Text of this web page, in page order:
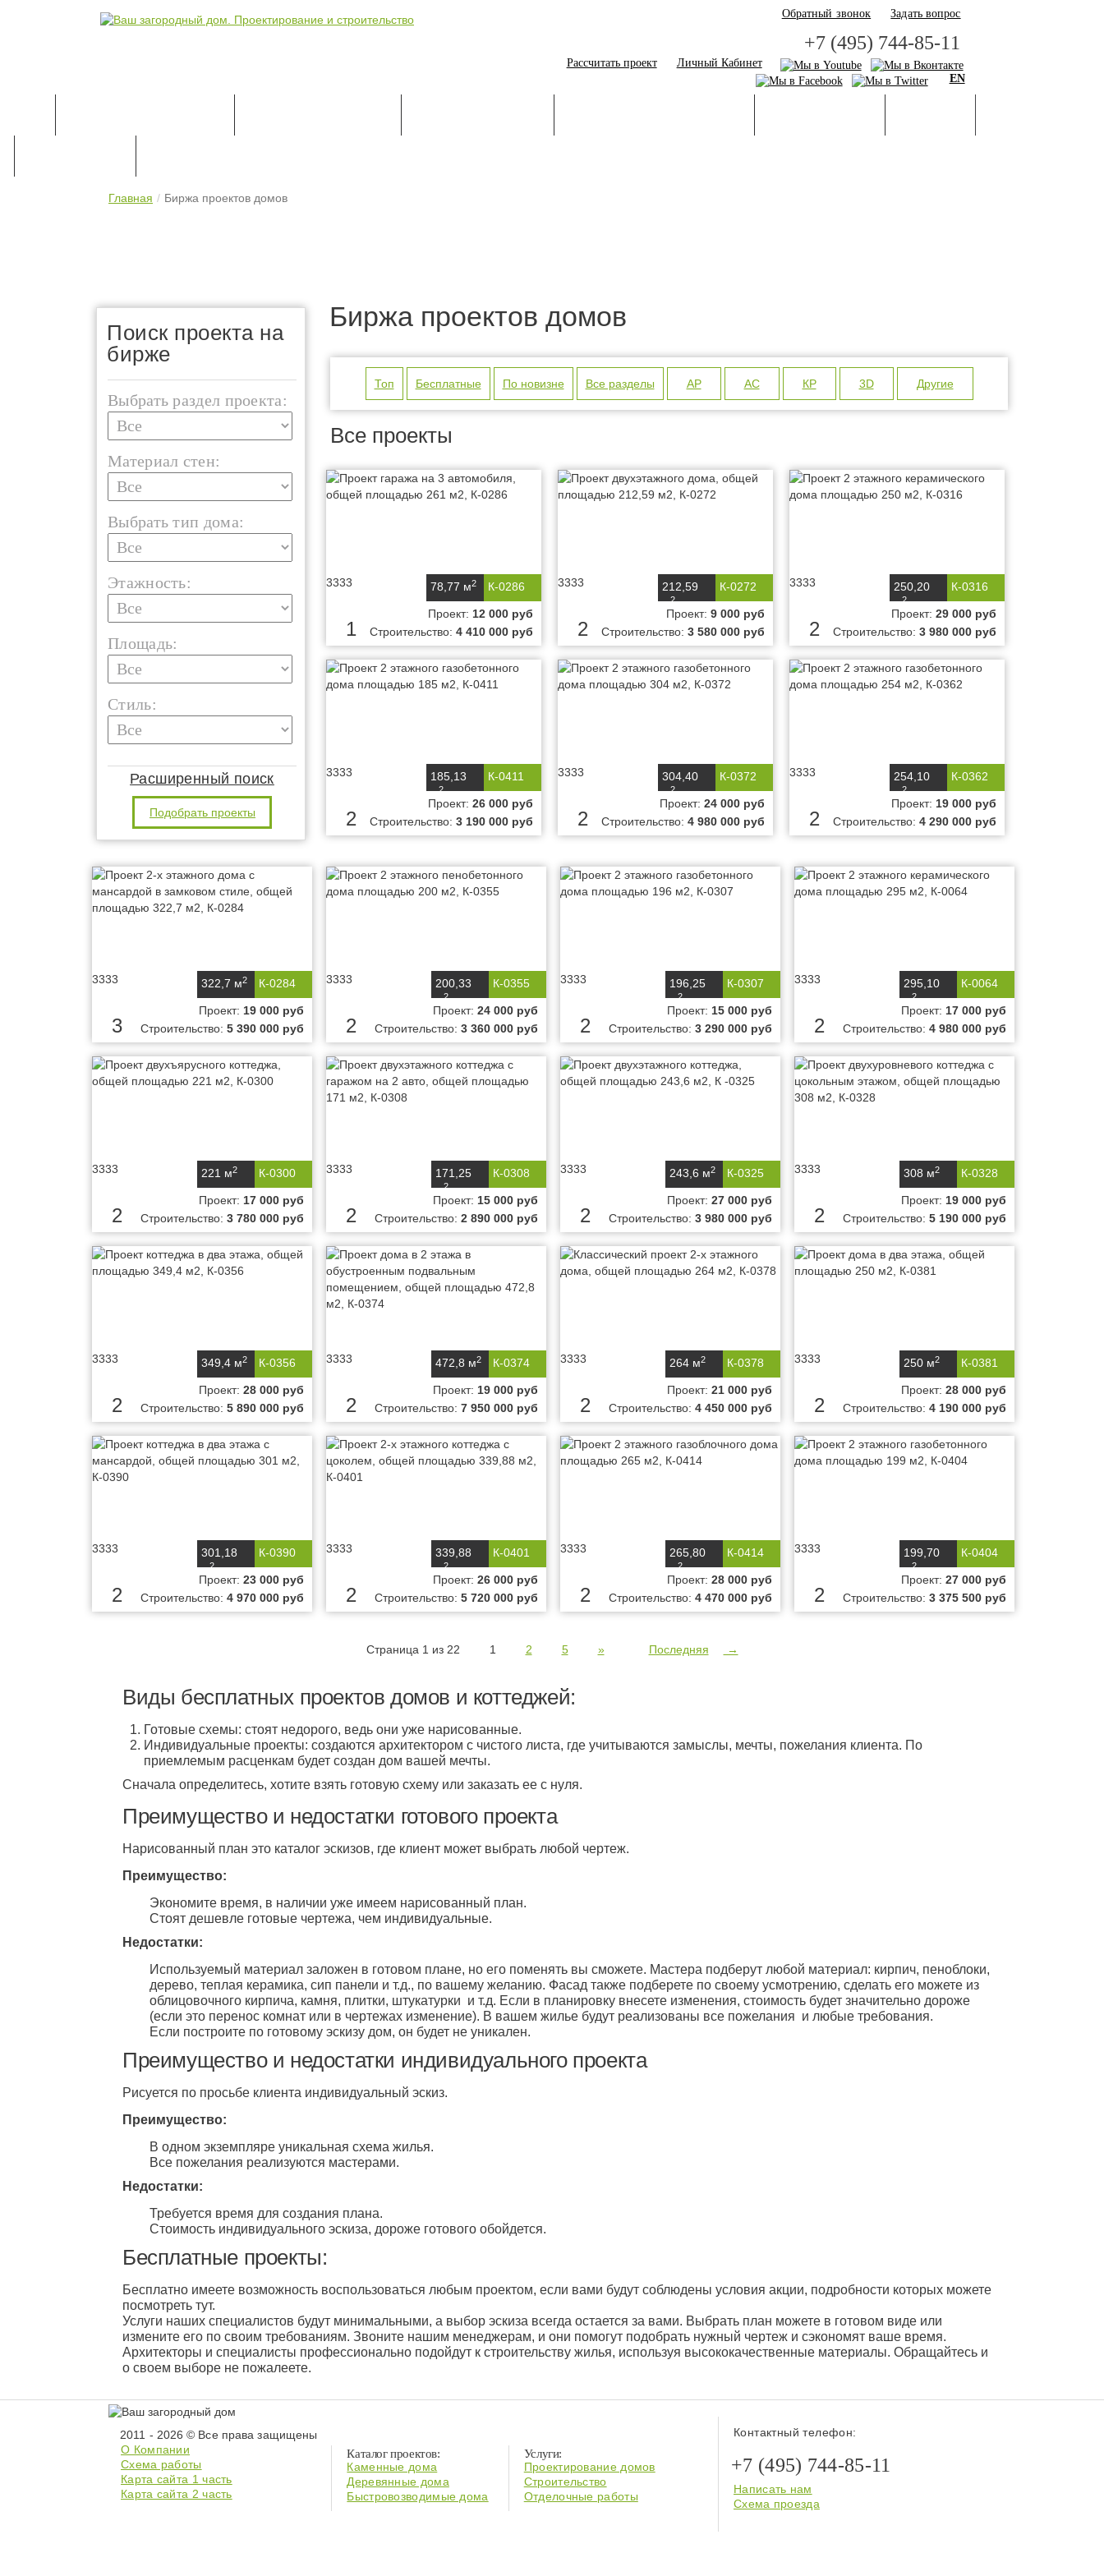
Обратный звонок Задать вопрос
+7 (495) 744-85-11
Рассчитать проект
Личный Кабинет
EN
Главная Биржа проектов домов
Поиск проекта на
бирже
Выбрать раздел проекта:
Материал стен:
Выбрать тип дома:
Этажность:
Площадь:
Стиль:
Расширенный поиск
Подобрать проекты
Биржа проектов домов
Топ Бесплатные По новизне Все разделы АР АС КР 3D Другие
Все проекты
3333 К-0286
78,77 м2
1
Проект: 12 000 руб
Строительство:4 410 000 руб
3333 К-0272
212,59
м2
2
Проект:9 000 руб
Строительство:3 580 000 руб
3333 К-0316
250,20
м2
2
Проект:29 000 руб
Строительство:3 980 000 руб
3333 К-0411
185,13
м2
2
Проект:26 000 руб
Строительство:3 190 000 руб
3333 К-0372
304,40
м2
2
Проект:24 000 руб
Строительство:4 980 000 руб
3333 К-0362
254,10
м2
2
Проект: 19 000 руб
Строительство:4 290 000 руб
3333 К-0284
322,7 м2
3
Проект: 19 000 руб
Строительство: 5 390 000 руб
3333 К-0355
200,33
м2
2
Проект: 24 000 руб
Строительство: 3 360 000 руб
3333 К-0307
196,25
м2
2
Проект: 15 000 руб
Строительство: 3 290 000 руб
3333 К-0064
295,10
м2
2
Проект: 17 000 руб
Строительство: 4 980 000 руб
3333 К-0300
221 м2
2
Проект: 17 000 руб
Строительство: 3 780 000 руб
3333 К-0308
171,25
м2
2
Проект: 15 000 руб
Строительство: 2 890 000 руб
3333 К-0325
243,6 м2
2
Проект: 27 000 руб
Строительство: 3 980 000 руб
3333 К-0328
308 м2
2
Проект: 19 000 руб
Строительство: 5 190 000 руб
3333 К-0356
349,4 м2
2
Проект: 28 000 руб
Строительство: 5 890 000 руб
3333 К-0374
472,8 м2
2
Проект: 19 000 руб
Строительство: 7 950 000 руб
3333 К-0378
264 м2
2
Проект: 21 000 руб
Строительство: 4 450 000 руб
3333 К-0381
250 м2
2
Проект: 28 000 руб
Строительство: 4 190 000 руб
3333 К-0390
301,18
м2
2
Проект: 23 000 руб
Строительство: 4 970 000 руб
3333 К-0401
339,88
м2
2
Проект: 26 000 руб
Строительство: 5 720 000 руб
3333 К-0414
265,80
м2
2
Проект: 28 000 руб
Строительство: 4 470 000 руб
3333 К-0404
199,70
м2
2
Проект: 27 000 руб
Строительство: 3 375 500 руб
Страница 1 из 22 1 2 5 » Последняя →
Виды бесплатных проектов домов и коттеджей:
Готовые схемы: стоят недорого, ведь они уже нарисованные.
Индивидуальные проекты: создаются архитектором с чистого листа, где учитываются замыслы, мечты, пожелания клиента. По
приемлемым расценкам будет создан дом вашей мечты.
Сначала определитесь, хотите взять готовую схему или заказать ее с нуля.
Преимущество и недостатки готового проекта
Нарисованный план это каталог эскизов, где клиент может выбрать любой чертеж.
Преимущество:
Экономите время, в наличии уже имеем нарисованный план.
Стоят дешевле готовые чертежа, чем индивидуальные.
Недостатки:
Используемый материал заложен в готовом плане, но его поменять вы сможете. Мастера подберут любой материал: кирпич, пеноблоки,
дерево, теплая керамика, сип панели и т.д., по вашему желанию. Фасад также подберете по своему усмотрению, сделать его можете из
облицовочного кирпича, камня, плитки, штукатурки и т.д. Если в планировку внесете изменения, стоимость будет значительно дороже
(если это перенос комнат или в чертежах изменение). В вашем жилье будут реализованы все пожелания и любые требования.
Если построите по готовому эскизу дом, он будет не уникален.
Преимущество и недостатки индивидуального проекта
Рисуется по просьбе клиента индивидуальный эскиз.
Преимущество:
В одном экземпляре уникальная схема жилья.
Все пожелания реализуются мастерами.
Недостатки:
Требуется время для создания плана.
Стоимость индивидуального эскиза, дороже готового обойдется.
Бесплатные проекты:
Бесплатно имеете возможность воспользоваться любым проектом, если вами будут соблюдены условия акции, подробности которых можете
посмотреть тут.
Услуги наших специалистов будут минимальными, а выбор эскиза всегда остается за вами. Выбрать план можете в готовом виде или
измените его по своим требованиям. Звоните нашим менеджерам, и они помогут подобрать нужный чертеж и сэкономят ваше время.
Архитекторы и специалисты профессионально подойдут к строительству жилья, используя высококачественные материалы. Обращайтесь и
о своем выборе не пожалеете.
2011 - 2026 © Все права защищены
О Компании
Схема работы
Карта сайта 1 часть
Карта сайта 2 часть
Каталог проектов:
Каменные дома
Деревянные дома
Быстровозводимые дома
Услуги:
Проектирование домов
Строительство
Отделочные работы
Контактный телефон:
+7 (495) 744-85-11
Написать нам
Схема проезда